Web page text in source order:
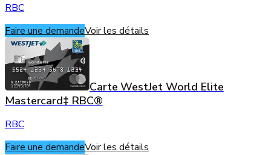
RBC
Faire une demandeVoir les détails
Carte WestJet World Elite
Mastercard‡ RBC®
RBC
Faire une demandeVoir les détails